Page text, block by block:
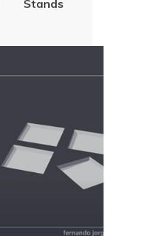
Stands